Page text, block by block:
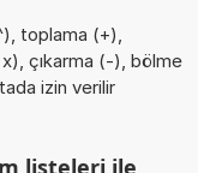
toplama (+),
çıkarma (-), bölme
izin verilir
listeleri ile